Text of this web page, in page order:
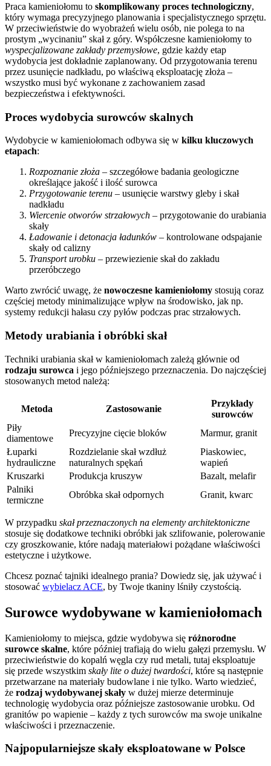
Praca kamieniołomu to skomplikowany proces technologiczny,
który wymaga precyzyjnego planowania i specjalistycznego sprzętu.
W przeciwieństwie do wyobrażeń wielu osób, nie polega to na
prostym „wycinaniu” skał z góry. Współczesne kamieniołomy to
wyspecjalizowane zakłady przemysłowe, gdzie każdy etap
wydobycia jest dokładnie zaplanowany. Od przygotowania terenu
przez usunięcie nadkładu, po właściwą eksploatację złoża –
wszystko musi być wykonane z zachowaniem zasad
bezpieczeństwa i efektywności.
Proces wydobycia surowców skalnych
Wydobycie w kamieniołomach odbywa się w kilku kluczowych
etapach:
Rozpoznanie złoża – szczegółowe badania geologiczne
określające jakość i ilość surowca
Przygotowanie terenu – usunięcie warstwy gleby i skał
nadkładu
Wiercenie otworów strzałowych – przygotowanie do urabiania
skały
Ładowanie i detonacja ładunków – kontrolowane odspajanie
skały od calizny
Transport urobku – przewiezienie skał do zakładu
przeróbczego
Warto zwrócić uwagę, że nowoczesne kamieniołomy stosują coraz
częściej metody minimalizujące wpływ na środowisko, jak np.
systemy redukcji hałasu czy pyłów podczas prac strzałowych.
Metody urabiania i obróbki skał
Techniki urabiania skał w kamieniołomach zależą głównie od
rodzaju surowca i jego późniejszego przeznaczenia. Do najczęściej
stosowanych metod należą:
Metoda Zastosowanie
Przykłady
surowców
Piły
diamentowe
Precyzyjne cięcie bloków
Marmur, granit
Łuparki
hydrauliczne
Rozdzielanie skał wzdłuż
naturalnych spękań
Piaskowiec,
wapień
Kruszarki
Produkcja kruszyw
Bazalt, melafir
Palniki
termiczne
Obróbka skał odpornych Granit, kwarc
W przypadku skał przeznaczonych na elementy architektoniczne
stosuje się dodatkowe techniki obróbki jak szlifowanie, polerowanie
czy groszkowanie, które nadają materiałowi pożądane właściwości
estetyczne i użytkowe.
Chcesz poznać tajniki idealnego prania? Dowiedz się, jak używać i
stosować wybielacz ACE, by Twoje tkaniny lśniły czystością.
Surowce wydobywane w kamieniołomach
Kamieniołomy to miejsca, gdzie wydobywa się różnorodne
surowce skalne, które później trafiają do wielu gałęzi przemysłu. W
przeciwieństwie do kopalń węgla czy rud metali, tutaj eksploatuje
się przede wszystkim skały lite o dużej twardości, które są następnie
przetwarzane na materiały budowlane i nie tylko. Warto wiedzieć,
że rodzaj wydobywanej skały w dużej mierze determinuje
technologię wydobycia oraz późniejsze zastosowanie urobku. Od
granitów po wapienie – każdy z tych surowców ma swoje unikalne
właściwości i przeznaczenie.
Najpopularniejsze skały eksploatowane w Polsce